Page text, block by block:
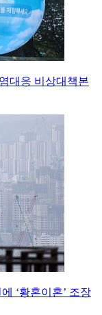
대응 비상대책본
‘황혼이혼’ 조장